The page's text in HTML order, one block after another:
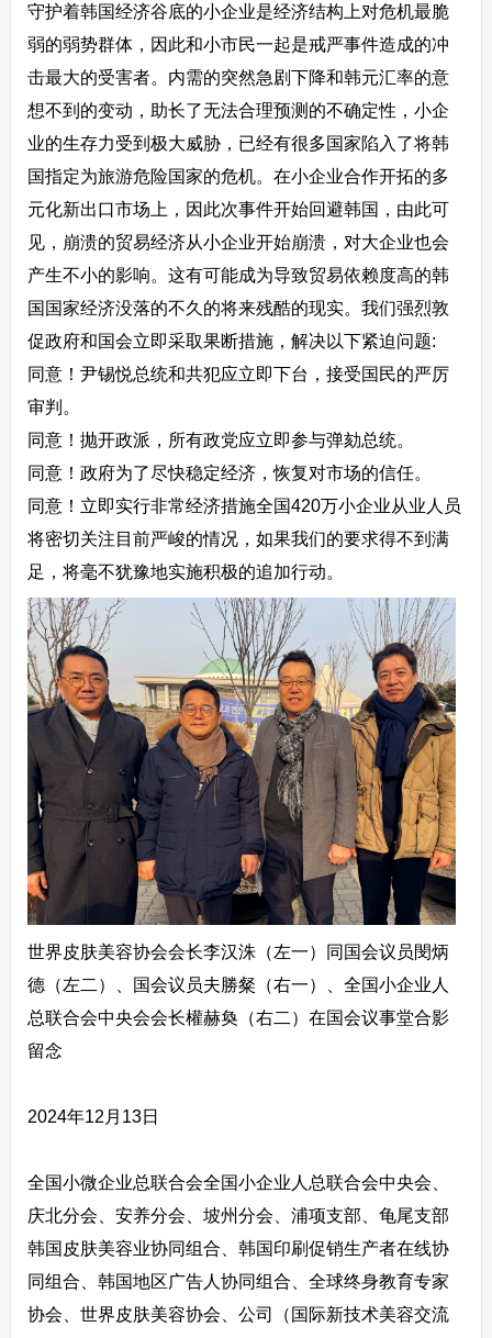
守护着韩国经济谷底的小企业是经济结构上对危机最脆
弱的弱势群体，因此和小市民一起是戒严事件造成的冲
击最大的受害者。内需的突然急剧下降和韩元汇率的意
想不到的变动，助长了无法合理预测的不确定性，小企
业的生存力受到极大威胁，已经有很多国家陷入了将韩
国指定为旅游危险国家的危机。在小企业合作开拓的多
元化新出口市场上，因此次事件开始回避韩国，由此可
见，崩溃的贸易经济从小企业开始崩溃，对大企业也会
产生不小的影响。这有可能成为导致贸易依赖度高的韩
国国家经济没落的不久的将来残酷的现实。我们强烈敦
促政府和国会立即采取果断措施，解决以下紧迫问题:
同意！尹锡悦总统和共犯应立即下台，接受国民的严厉
审判。
同意！抛开政派，所有政党应立即参与弹劾总统。
同意！政府为了尽快稳定经济，恢复对市场的信任。
同意！立即实行非常经济措施全国420万小企业从业人员
将密切关注目前严峻的情况，如果我们的要求得不到满
足，将毫不犹豫地实施积极的追加行动。
世界皮肤美容协会会长李汉洙（左一）同国会议员閔炳
德（左二）、国会议员夫勝粲（右一）、全国小企业人
总联合会中央会会长權赫奐（右二）在国会议事堂合影
留念
2024年12月13日
全国小微企业总联合会全国小企业人总联合会中央会、
庆北分会、安养分会、坡州分会、浦项支部、龟尾支部
韩国皮肤美容业协同组合、韩国印刷促销生产者在线协
同组合、韩国地区广告人协同组合、全球终身教育专家
协会、世界皮肤美容协会、公司（国际新技术美容交流